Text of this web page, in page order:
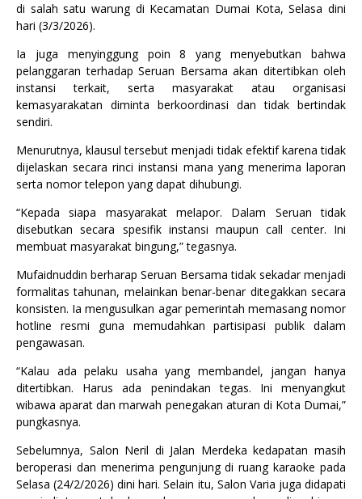
di salah satu warung di Kecamatan Dumai Kota, Selasa dini
hari (3/3/2026).
Ia juga menyinggung poin 8 yang menyebutkan bahwa
pelanggaran terhadap Seruan Bersama akan ditertibkan oleh
instansi terkait, serta masyarakat atau organisasi
kemasyarakatan diminta berkoordinasi dan tidak bertindak
sendiri.
Menurutnya, klausul tersebut menjadi tidak efektif karena tidak
dijelaskan secara rinci instansi mana yang menerima laporan
serta nomor telepon yang dapat dihubungi.
“Kepada siapa masyarakat melapor. Dalam Seruan tidak
disebutkan secara spesifik instansi maupun call center. Ini
membuat masyarakat bingung,” tegasnya.
Mufaidnuddin berharap Seruan Bersama tidak sekadar menjadi
formalitas tahunan, melainkan benar-benar ditegakkan secara
konsisten. Ia mengusulkan agar pemerintah memasang nomor
hotline resmi guna memudahkan partisipasi publik dalam
pengawasan.
“Kalau ada pelaku usaha yang membandel, jangan hanya
ditertibkan. Harus ada penindakan tegas. Ini menyangkut
wibawa aparat dan marwah penegakan aturan di Kota Dumai,”
pungkasnya.
Sebelumnya, Salon Neril di Jalan Merdeka kedapatan masih
beroperasi dan menerima pengunjung di ruang karaoke pada
Selasa (24/2/2026) dini hari. Selain itu, Salon Varia juga didapati